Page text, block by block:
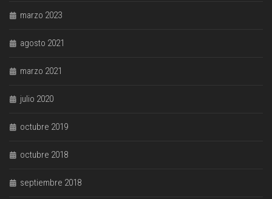
marzo 2023
agosto 2021
marzo 2021
julio 2020
octubre 2019
octubre 2018
septiembre 2018